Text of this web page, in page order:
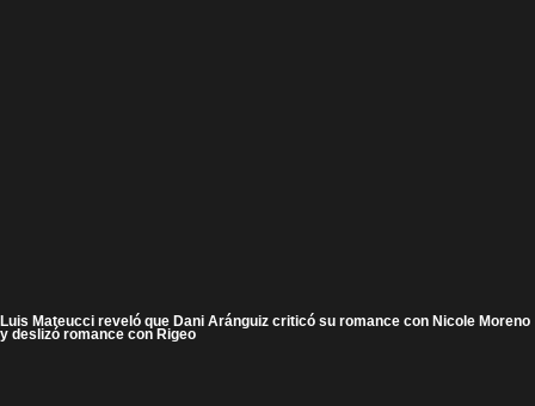
Luis Mateucci reveló que Dani Aránguiz criticó su romance con Nicole Moreno
y deslizó romance con Rigeo